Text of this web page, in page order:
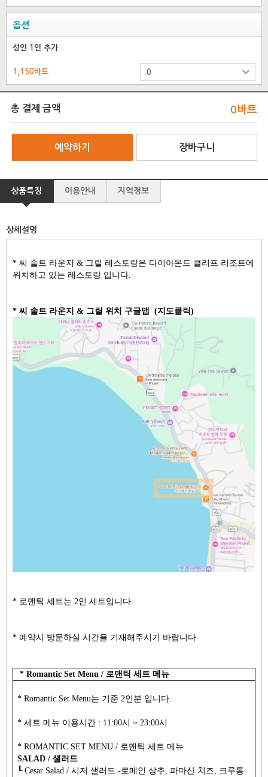
옵션
성인 1인 추가
1,150바트
총 결제 금액 0바트
예약하기 장바구니
상품특징 이용안내 지역정보
상세설명
* 씨 솔트 라운지 & 그릴 레스토랑은 다이아몬드 클리프 리조트에
위치하고 있는 레스토랑 입니다.
* 씨 솔트 라운지 & 그릴 위치 구글맵 (지도클릭)
* 로맨틱 세 트는 2인 세트입니다.
* 예약시 방문하실 시간을 기재해주시기 바랍니다.
* Romantic Set Menu / 로맨틱 세트 메뉴
* Romantic Set Menu는 기준 2인분 입니다.
* 세트 메뉴 이용시간 : 11:00시 ~ 23:00시
* ROMANTIC SET MENU / 로맨틱 세트 메뉴
SALAD / 샐러드
┖ Cesar Salad / 시저 샐러드 -로메인 상추, 파마산 치즈, 크루통